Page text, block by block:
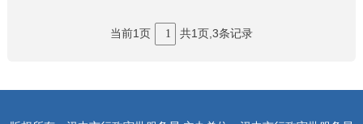
当前1页 1 共1页,3条记录